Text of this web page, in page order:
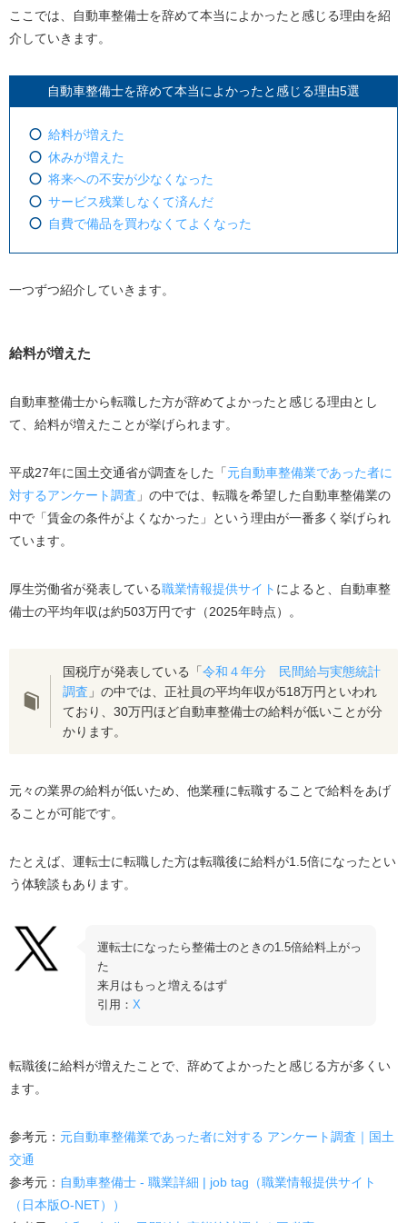
サービス残業しなくて済んだ
自費で備品を買わなくてよくなった
自動車整備士を辞めなければよかったと感じる理由
自動車の整備が好きだったから
資格を取ったのに使わなくなった
自動車整備士を辞めて本当に良かった実際の体験談を紹
介
店長クラスの給料明細を見てしまってあまりにも安
給料
人の安全を守ってるのに何故あんなに蔑ろにされる
自動車整備士はスーパーブラックだった
バス・タクシー会社の整備士
技術アジャスター
自動車整備士からの転職におすすめの転職エージェント
メカニック転職ナビ
リクルートエージェント
よくある質問
ここでは、自動車整備士を辞めて本当によかったと感じる理由を紹
介していきます。
自動車整備士を辞めて本当によかったと感じる理由5選
給料が増えた
休みが増えた
将来への不安が少なくなった
サービス残業しなくて済んだ
自費で備品を買わなくてよくなった
一つずつ紹介していきます。
給料が増えた
自動車整備士から転職した方が辞めてよかったと感じる理由とし
て、給料が増えたことが挙げられます。
平成27年に国土交通省が調査をした「元自動車整備業であった者に
対するアンケート調査 」の中では、転職を希望した自動車整備業の
中で「賃金の条件がよくなかった」という理由が一番多く挙げられ
ています。
厚生労働省が発表している職業情報提供サイト によると、自動車整
備士の平均年収は約503万円です（2025年時点）。
国税庁が発表している「令和４年分 民間給与実態統計
調査 」の中では、正社員の平均年収が518万円といわれ
ており、30万円ほど自動車整備士の給料が低いことが分
かります。
元々の業界の給料が低いため、他業種に転職することで給料をあげ
ることが可能です。
たとえば、運転士に転職した方は転職後に給料が1.5倍になったとい
う体験談もあります。
運転士になったら整備士のときの1.5倍給料上がっ
た
来月はもっと増えるはず
引用：X
転職後に給料が増えたことで、辞めてよかったと感じる方が多くい
ます。
参考元： 元自動車整備業であった者に対する アンケート調査｜国土
交通
参考元： 自動車整備士 - 職業詳細 | job tag（職業情報提供サイト
（日本版O-NET））